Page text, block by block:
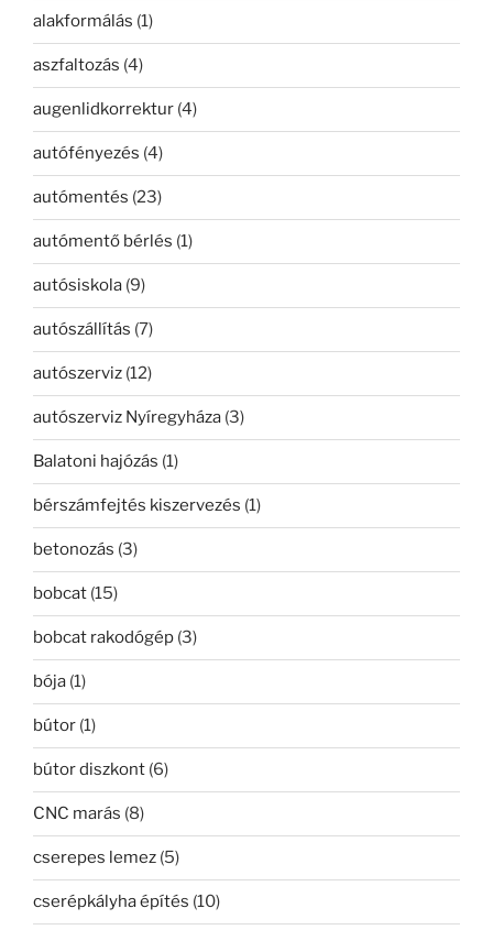
alakformálás (1)
aszfaltozás (4)
augenlidkorrektur (4)
autófényezés (4)
autómentés (23)
autómentő bérlés (1)
autósiskola (9)
autószállítás (7)
autószerviz (12)
autószerviz Nyíregyháza (3)
Balatoni hajózás (1)
bérszámfejtés kiszervezés (1)
betonozás (3)
bobcat (15)
bobcat rakodógép (3)
bója (1)
bútor (1)
bútor diszkont (6)
CNC marás (8)
cserepes lemez (5)
cserépkályha építés (10)